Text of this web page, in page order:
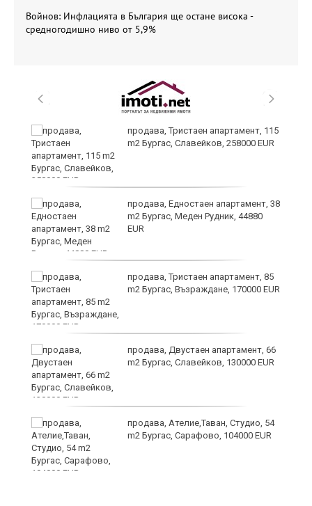
Войнов: Инфлацията в България ще остане висока -
средногодишно ниво от 5,9%
продава, Тристаен апартамент, 115
m2 Бургас, Славейков, 258000 EUR
продава, Едностаен апартамент, 38
m2 Бургас, Меден Рудник, 44880
EUR
продава, Тристаен апартамент, 85
m2 Бургас, Възраждане, 170000 EUR
продава, Двустаен апартамент, 66
m2 Бургас, Славейков, 130000 EUR
продава, Ателие,Таван, Студио, 54
m2 Бургас, Сарафово, 104000 EUR